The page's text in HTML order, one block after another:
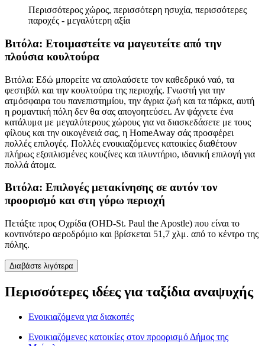
Περισσότερος χώρος, περισσότερη ησυχία, περισσότερες
παροχές - μεγαλύτερη αξία
Βιτόλα: Ετοιμαστείτε να μαγευτείτε από την
πλούσια κουλτούρα
Βιτόλα: Εδώ μπορείτε να απολαύσετε τον καθεδρικό ναό, τα
φεστιβάλ και την κουλτούρα της περιοχής. Γνωστή για την
ατμόσφαιρα του πανεπιστημίου, την άγρια ζωή και τα πάρκα, αυτή
η ρομαντική πόλη δεν θα σας απογοητεύσει. Αν ψάχνετε ένα
κατάλυμα με μεγαλύτερους χώρους για να διασκεδάσετε με τους
φίλους και την οικογένειά σας, η HomeAway σάς προσφέρει
πολλές επιλογές. Πολλές ενοικιαζόμενες κατοικίες διαθέτουν
πλήρως εξοπλισμένες κουζίνες και πλυντήριο, ιδανική επιλογή για
πολλά άτομα.
Βιτόλα: Επιλογές μετακίνησης σε αυτόν τον
προορισμό και στη γύρω περιοχή
Πετάξτε προς Οχρίδα (OHD-St. Paul the Apostle) που είναι το
κοντινότερο αεροδρόμιο και βρίσκεται 51,7 χλμ. από το κέντρο της
πόλης.
Διαβάστε λιγότερα
Περισσότερες ιδέες για ταξίδια αναψυχής
Ενοικιαζόμενα για διακοπές
Ενοικιαζόμενες κατοικίες στον προορισμό Δήμος της